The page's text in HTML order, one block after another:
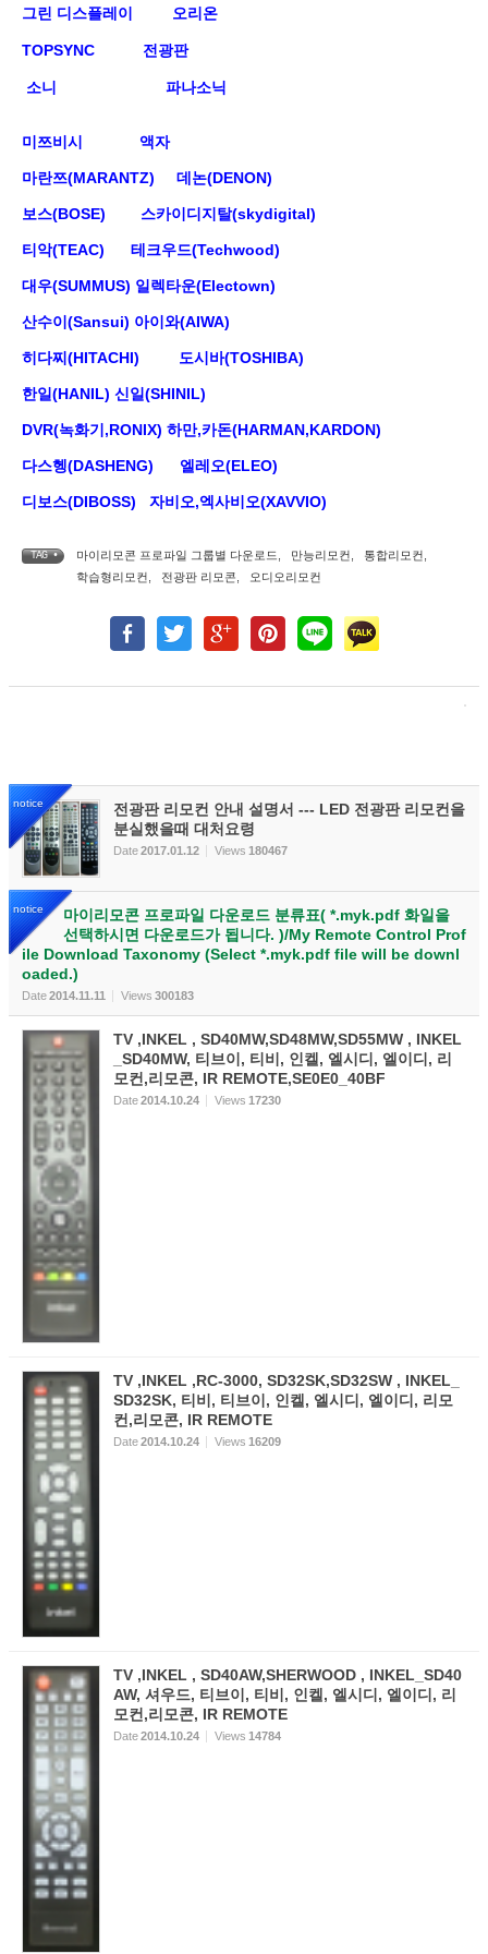
그린 디스플레이 오리온
TOPSYNC 전광판
소니 파나소닉
미쯔비시 액자
마란쯔(MARANTZ) 데논(DENON)
보스(BOSE) 스카이디지탈(skydigital)
티악(TEAC) 테크우드(Techwood)
대우(SUMMUS) 일렉타운(Electown)
산수이(Sansui) 아이와(AIWA)
히다찌(HITACHI) 도시바(TOSHIBA)
한일(HANIL) 신일(SHINIL)
DVR(녹화기,RONIX) 하만,카돈(HARMAN,KARDON)
다스헹(DASHENG) 엘레오(ELEO)
디보스(DIBOSS) 자비오,엑사비오(XAVVIO)
TAG • 마이리모콘 프로파일 그룹별 다운로드 만능리모컨 통합리모컨
학습형리모컨
전광판 리모콘 오디오리모컨
notice
전광판 리모컨 안내 설명서 --- LED 전광판 리모컨을
분실했을때 대처요령
Date2017.01.12 Views 180467
notice
마이리모콘 프로파일 다운로드 분류표( *.myk.pdf 화일을
선택하시면 다운로드가 됩니다. )/My Remote Control Prof
ile Download Taxonomy (Select *.myk.pdf file will be downl
oaded.)
Date2014.11.11 Views 300183
TV ,INKEL , SD40MW,SD48MW,SD55MW , INKEL
_SD40MW, 티브이, 티비, 인켈, 엘시디, 엘이디, 리
모컨,리모콘, IR REMOTE,SE0E0_40BF
Date2014.10.24 Views 17230
TV ,INKEL ,RC-3000, SD32SK,SD32SW , INKEL_
SD32SK, 티비, 티브이, 인켈, 엘시디, 엘이디, 리모
컨,리모콘, IR REMOTE
Date2014.10.24 Views 16209
TV ,INKEL , SD40AW,SHERWOOD , INKEL_SD40
AW, 셔우드, 티브이, 티비, 인켈, 엘시디, 엘이디, 리
모컨,리모콘, IR REMOTE
Date2014.10.24 Views 14784